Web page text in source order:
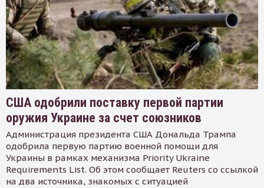
США одобрили поставку первой партии
оружия Украине за счет союзников
Администрация президента США Дональда Трампа
одобрила первую партию военной помощи для
Украины в рамках механизма Priority Ukraine
Requirements List. Об этом сообщает Reuters со ссылкой
на два источника, знакомых с ситуацией